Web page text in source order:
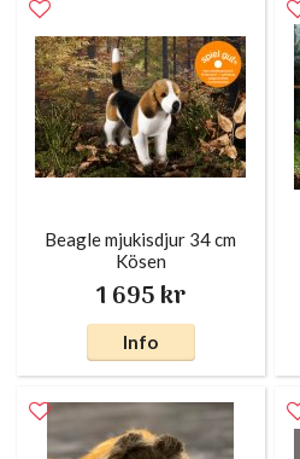
Beagle mjukisdjur 34 cm
Kösen
1 695 kr
Info